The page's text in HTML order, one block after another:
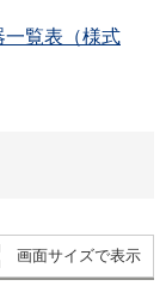
一覧表（様式
画面サイズで表示